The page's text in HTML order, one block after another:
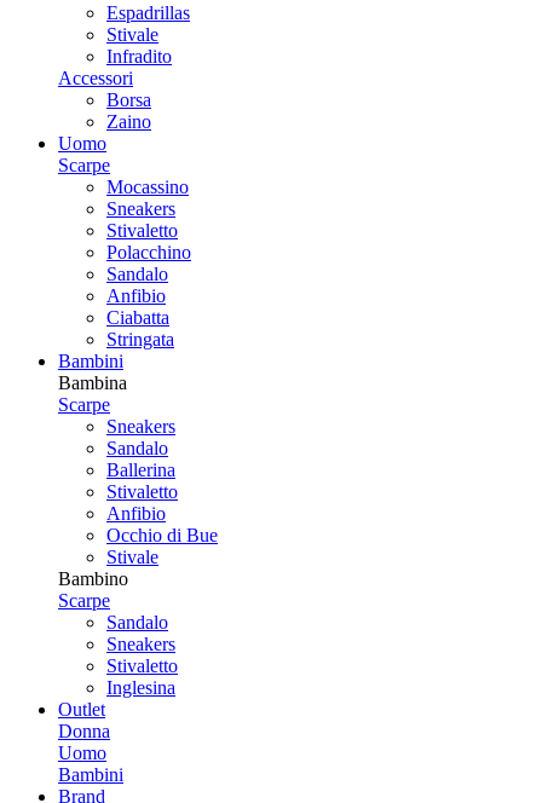
Espadrillas
Stivale
Infradito
Accessori
Borsa
Zaino
Uomo
Scarpe
Mocassino
Sneakers
Stivaletto
Polacchino
Sandalo
Anfibio
Ciabatta
Stringata
Bambini
Bambina
Scarpe
Sneakers
Sandalo
Ballerina
Stivaletto
Anfibio
Occhio di Bue
Stivale
Bambino
Scarpe
Sandalo
Sneakers
Stivaletto
Inglesina
Outlet
Donna
Uomo
Bambini
Brand